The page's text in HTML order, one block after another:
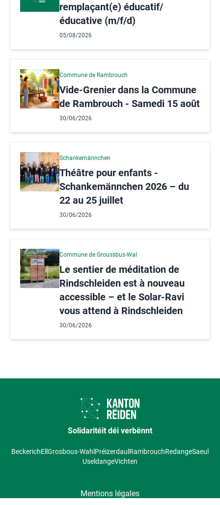
remplaçant(e) éducatif/
éducative (m/f/d)
05/08/2026
Commune de Rambrouch
Vide-Grenier dans la Commune
de Rambrouch - Samedi 15 août
30/06/2026
Schankemännchen
Théâtre pour enfants -
Schankemännchen 2026 – du
22 au 25 juillet
30/06/2026
Commune de Groussbus-Wal
Le sentier de méditation de
Rindschleiden est à nouveau
accessible – et le Solar-Ravi
vous attend à Rindschleiden
30/06/2026
Solidaritéit déi verbënnt
BeckerichEll Grosbous-Wahl Préizerdaul RambrouchRedangeSaeul
UseldangeVichten
Mentions légales